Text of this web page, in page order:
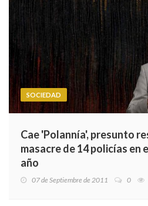
SOCIEDAD
Cae 'Polannía', presunto
masacre de 14 policías en
año
07 de Septiembre de 2011 0